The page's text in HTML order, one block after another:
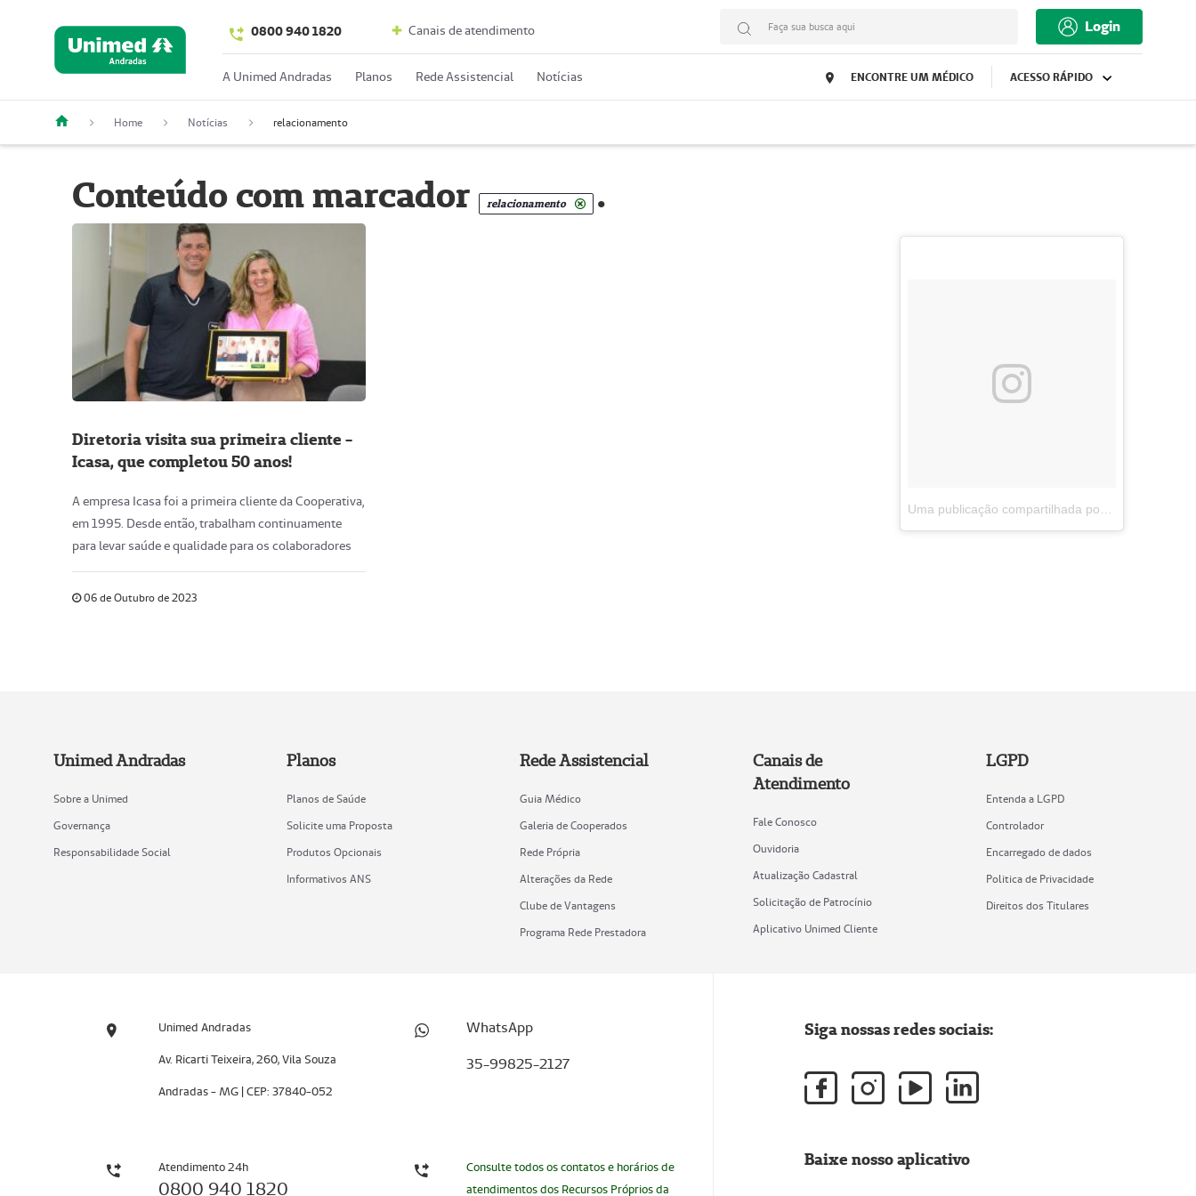
0800 940 1820 Canais de atendimento Faça sua busca aqui Login
A Unimed Andradas Planos Rede Assistencial Notícias ENCONTRE UM MÉDICO ACESSO RÁPIDO
Home Notícias relacionamento
Conteúdo com marcador relacionamento .
Diretoria visita sua primeira cliente -
Icasa, que completou 50 anos!
A empresa Icasa foi a primeira cliente da Cooperativa,
em 1995. Desde então, trabalham continuamente
para levar saúde e qualidade para os colaboradores
06 de Outubro de 2023
Unimed Andradas
Sobre a Unimed
Governança
Responsabilidade Social
Planos
Planos de Saúde
Solicite uma Proposta
Produtos Opcionais
Informativos ANS
Rede Assistencial
Guia Médico
Galeria de Cooperados
Rede Própria
Alterações da Rede
Clube de Vantagens
Programa Rede Prestadora
Canais de
Atendimento
Fale Conosco
Ouvidoria
Atualização Cadastral
Solicitação de Patrocínio
Aplicativo Unimed Cliente
LGPD
Entenda a LGPD
Controlador
Encarregado de dados
Politica de Privacidade
Direitos dos Titulares
Unimed Andradas
Av. Ricarti Teixeira, 260, Vila Souza
Andradas - MG | CEP: 37840-052
WhatsApp
35-99825-2127
Atendimento 24h
0800 940 1820
Consulte todos os contatos e horários de
atendimentos dos Recursos Próprios da
Siga nossas redes sociais:
Baixe nosso aplicativo